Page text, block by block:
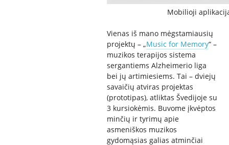
Mobilioji
Vienas iš mano mėgstamiausių
projektų – „Music for Memory“ –
muzikos terapijos sistema
sergantiems Alzheimerio liga
bei jų artimiesiems. Tai – dviejų
savaičių atviras projektas
(prototipas), atliktas Švedijoje su
3 kursiokėmis. Buvome įkvėptos
minčių ir tyrimų apie
asmeniškos muzikos
gydomąsias galias atminčiai